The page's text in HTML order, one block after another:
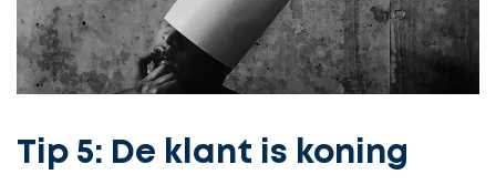
Tip 5: De klant is koning